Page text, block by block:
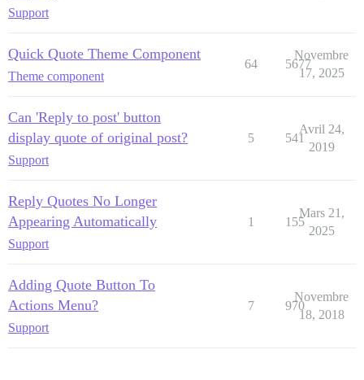
Support
Quick Quote Theme Component
Theme component
64 5677
Novembre
17, 2025
Can 'Reply to post' button
display quote of original post?
Support
5 541
Avril 24,
2019
Reply Quotes No Longer
Appearing Automatically
Support
1 155
Mars 21,
2025
Adding Quote Button To
Actions Menu?
Support
7 970
Novembre
18, 2018